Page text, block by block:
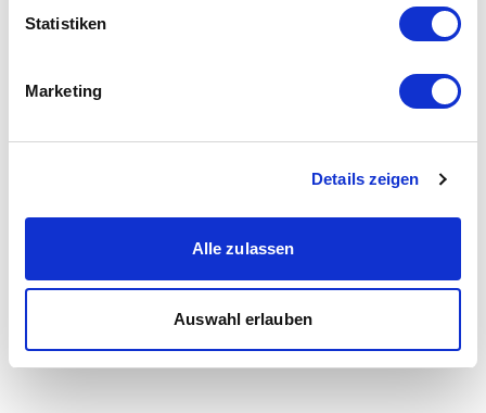
Statistiken
Marketing
Details zeigen
Alle zulassen
Auswahl erlauben